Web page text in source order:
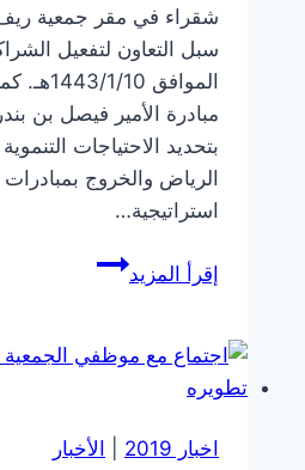
شقراء في مقر جمعية
سبل التعاون لتفعيل
الموافق
مبادرة الأمير فيصل بن
بتحديد الاحتياجات
الرياض والخروج
استراتيجية…
إقرأ المزيداستقبلت
ممثل
وتطوير
اخبار 2019 الأخبار